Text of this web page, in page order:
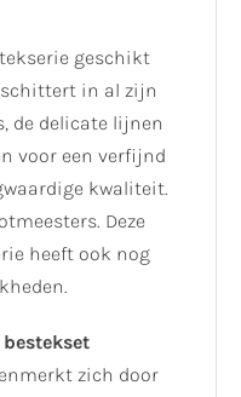
geschikt
schittert in al zijn
de delicate lijnen
voor een verfijnd
kwaliteit.
Deze
heeft ook nog
zich door